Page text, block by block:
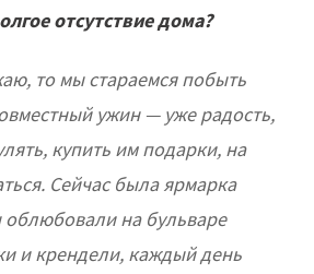
отсутствие дома?
то мы стараемся побыть
ужин — уже радость,
купить им подарки, на
Сейчас была ярмарка
на бульваре
и крендели, каждый день